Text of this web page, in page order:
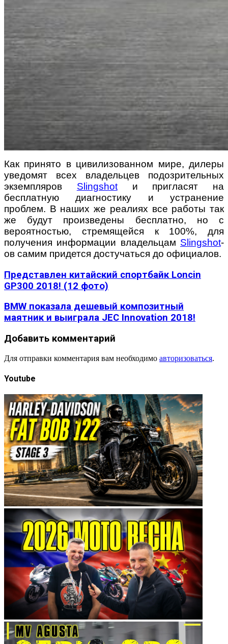
Как принято в цивилизованном мире, дилеры
уведомят всех владельцев подозрительных
экземпляров Slingshotи пригласят на
бесплатную диагностику и устранение
проблем. В наших же реалиях все работы так
же будут произведены бесплатно, но с
вероятностью, стремящейся к 100%, для
получения информации владельцам Slingshot-
ов самим придется достучаться до официалов.
Представлен китайский спортбайк Loncin
GP300 2018! (12 фото)
BMW показала дешевый композитный
маятник и выиграла JEC Innovation 2018!
Добавить комментарий
Для отправки комментария вам необходимо авторизоваться.
Youtube